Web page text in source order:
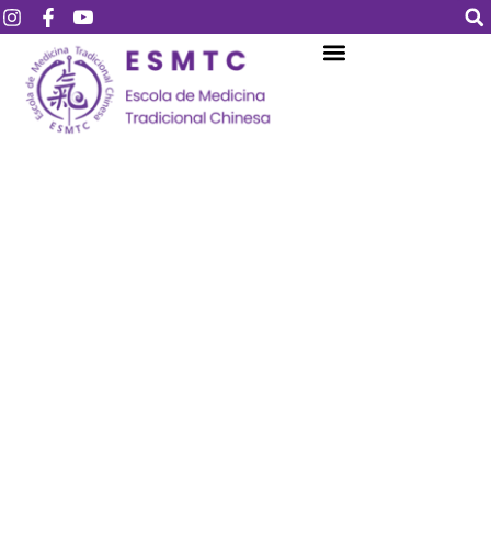
Login Assinar
Login